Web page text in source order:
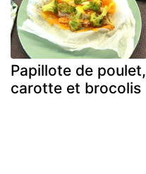
Papillote de poulet,
carotte et brocolis